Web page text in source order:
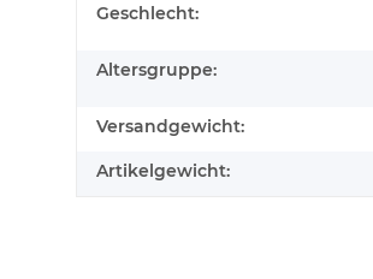
Geschlecht:
Altersgruppe:
Versandgewicht:
Artikelgewicht: